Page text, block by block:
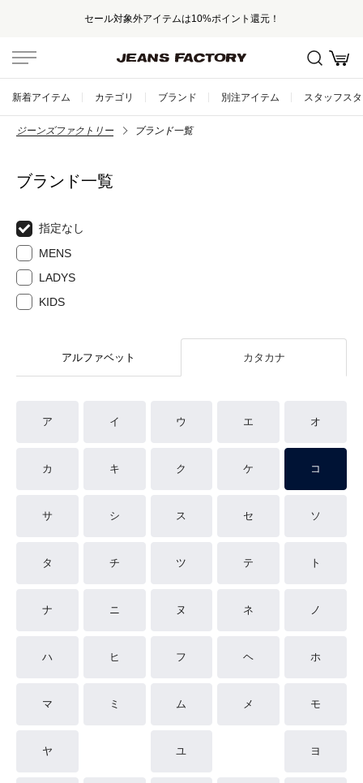
セール対象外アイテムは10%ポイント還元！
新着アイテム カテゴリ ブランド 別注アイテム スタッフス
ジーンズファクトリー ブランド一覧
ブランド一覧
指定なし
MENS
LADYS
KIDS
アルファベット カタカナ
ア イ ウ エ オ
カ キ ク ケ コ
サ シ ス セ ソ
タ チ ツ テ ト
ナ ニ ヌ ネ ノ
ハ ヒ フ ヘ ホ
マ ミ ム メ モ
ヤ ユ ヨ